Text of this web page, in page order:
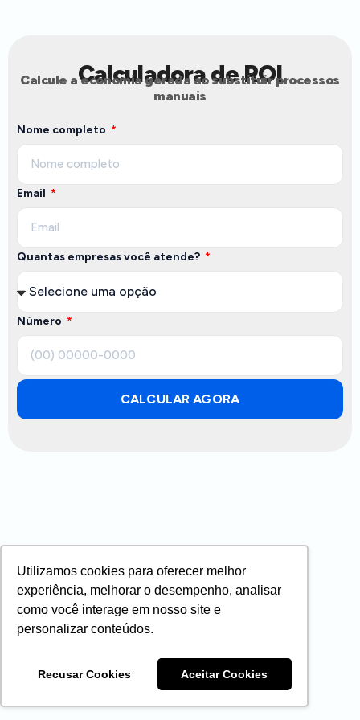
Utilizamos cookies para oferecer melhor
experiência, melhorar o desempenho, analisar
como você interage em nosso site e
personalizar conteúdos.
Recusar Cookies Aceitar Cookies
Calculadora de ROI
Calcule a economia gerada ao substituir processos
manuais
Nome completo
Email
Quantas empresas você atende?
Número
CALCULAR AGORA